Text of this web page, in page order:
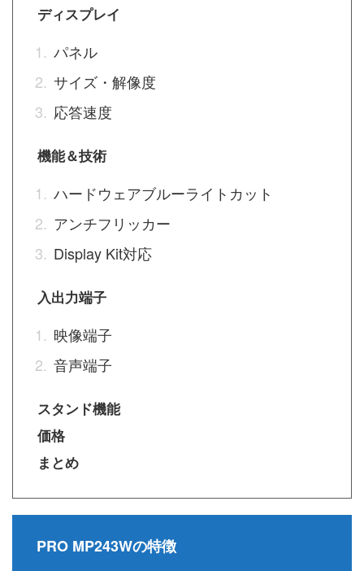
ディスプレイ
パネル
サイズ・解像度
応答速度
機能＆技術
ハードウェアブルーライトカット
アンチフリッカー
Display Kit対応
入出力端子
映像端子
音声端子
スタンド機能
価格
まとめ
PRO MP243Wの特徴